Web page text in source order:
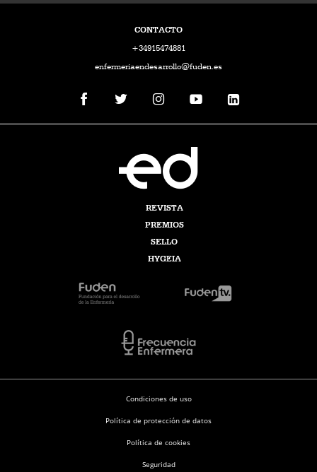
CONTACTO
+34915474881
enfermeriaendesarrollo@fuden.es
REVISTA
PREMIOS
SELLO
HYGEIA
Condiciones de uso
Política de protección de datos
Política de cookies
Seguridad